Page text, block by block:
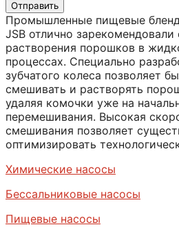
Отправить
Промышленные пищевые
JSB отлично зарекомендовали
растворения порошков в
процессах. Специально
зубчатого колеса позволяет
смешивать и растворять
удаляя комочки уже на
перемешивания. Высокая
смешивания позволяет
оптимизировать
Химические насосы
Бессальниковые насосы
Пищевые насосы